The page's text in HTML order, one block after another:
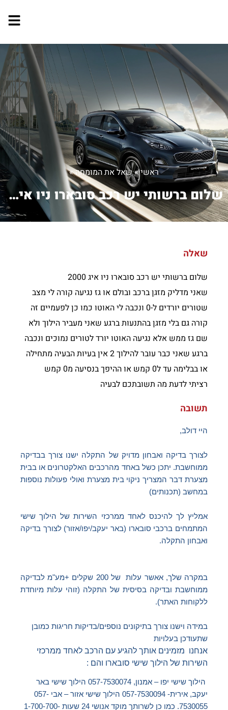
ראשי»שאל את המומחה»
שלום ברשותי יש רכב סובארו ניו איג 200...
שאלה
שלום ברשותי יש רכב סובארו ניו איג 2000
שאני מדליק מזגן ברכב ובולם או גז נגיעה קורה לי מצב
שטורים יורדים ל-0 ונכבה לי האוטו כמו כן לפעמיים זה
קורה גם בלי מזגן בהתנעות ברגע שאני מעביר הילוך ולא
שם גז ממש אלא נגיעה האוטו יורד לטורים נמוכים ונכבה
ברגע שאני כבר עובר להילוך 2 אין בעיות הבעיה מתחילה
או בבלימה עד ל0 קמש או ההיפך בנסיעה מ0 קמש
רציתי לדעת מה תשובתכם לבעיה
תשובה
היי דולב,
לצורך בדיקה ואבחון מדויק של התקלה ישנו צורך בבדיקה
ממוחשבת. יתכן כשל באחד מהרכבים האלקטרונים או בבית
מצערת דבר המצריך ניקוי בית מצערת ואולי פעולות נוספות
במחשב (תכנותים)
אמליץ לך להיכנס לאחד ממרכזי השירות של הילוך שישי
המתמחים ברכבי סובארו (באר יעקב/יפו/אזור) לצורך בדיקה
ואבחון התקלה.
במקרה שלך, אאשר עלות של 200 שקלים +מע"מ לבדיקה
ממוחשבת ובדיקה בסיסית של התקלה (זוהי עלות מיוחדת
ללקוחות האתר).
במידה וישנו צורך בתיקונים נוספים/בדיקות חריגות כמובן
שתעודכן בעלויות
אנחנו מזמינים אותך להגיע עם הרכב לאחד ממרכזי
השירות של הילוך שישי סובארו והם :
הילוך שישי יפו – אמנון, 057-7530074 הילוך שישי באר
יעקב,
אירית- 057-7530094 הילוך שישי אזור – אבי 057-
7530055. כמו כן לשרותך מוקד אנושי 24 שעות 1-700-700-